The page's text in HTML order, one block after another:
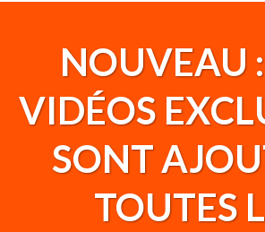
NOUVEAU
VIDÉOS
SONT
TOUTES